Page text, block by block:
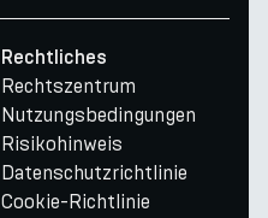
Rechtliches
Rechtszentrum
Nutzungsbedingungen
Risikohinweis
Datenschutzrichtlinie
Cookie-Richtlinie